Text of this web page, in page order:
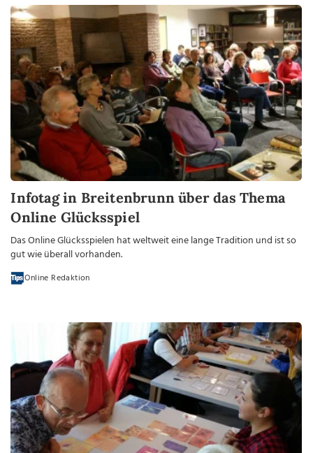
Infotag in Breitenbrunn über das Thema
Online Glücksspiel
Das Online Glücksspielen hat weltweit eine lange Tradition und ist so
gut wie überall vorhanden.
Online Redaktion